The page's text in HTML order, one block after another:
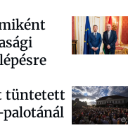
tüntetett
palotánál